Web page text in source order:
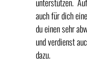
auch für dich
du einen sehr
und verdienst
dazu.